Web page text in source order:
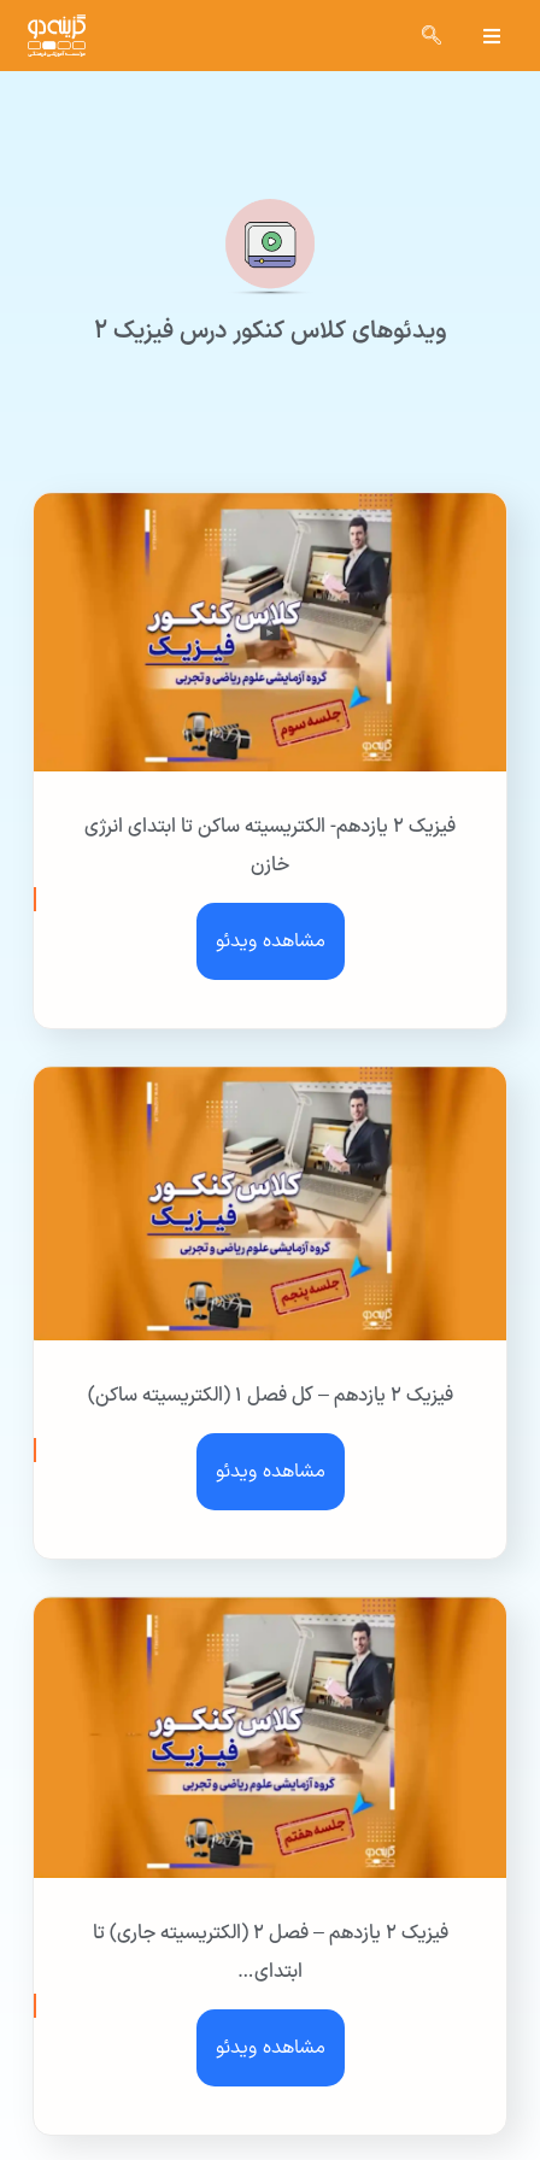
ویدئوهای کلاس کنکور درس فیزیک ۲
فیزیک ۲ یازدهم- الکتریسیته ساکن تا ابتدای انرژی
خازن
مشاهده ویدئو
فیزیک ۲ یازدهم – کل فصل ۱ (الکتریسیته ساکن)
مشاهده ویدئو
فیزیک ۲ یازدهم – فصل ۲ (الکتریسیته جاری) تا
ابتدای…
مشاهده ویدئو